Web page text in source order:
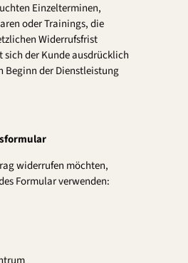
Einzelterminen,
oder Trainings, die
Widerrufsfrist
der Kunde ausdrücklich
Beginn der Dienstleistung
widerrufen möchten,
Formular verwenden: